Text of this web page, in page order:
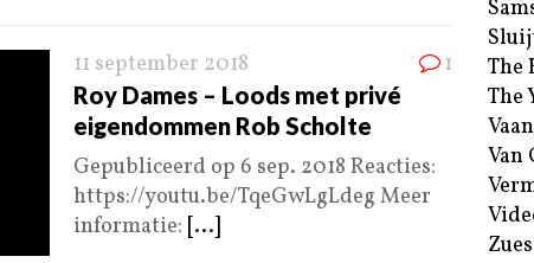
11 september 2018 1
Roy Dames – Loods met privé
eigendommen Rob Scholte
Gepubliceerd op 6 sep. 2018 Reacties:
https://youtu.be/TqeGwLgLdeg Meer
informatie: [...]
The
The
Van